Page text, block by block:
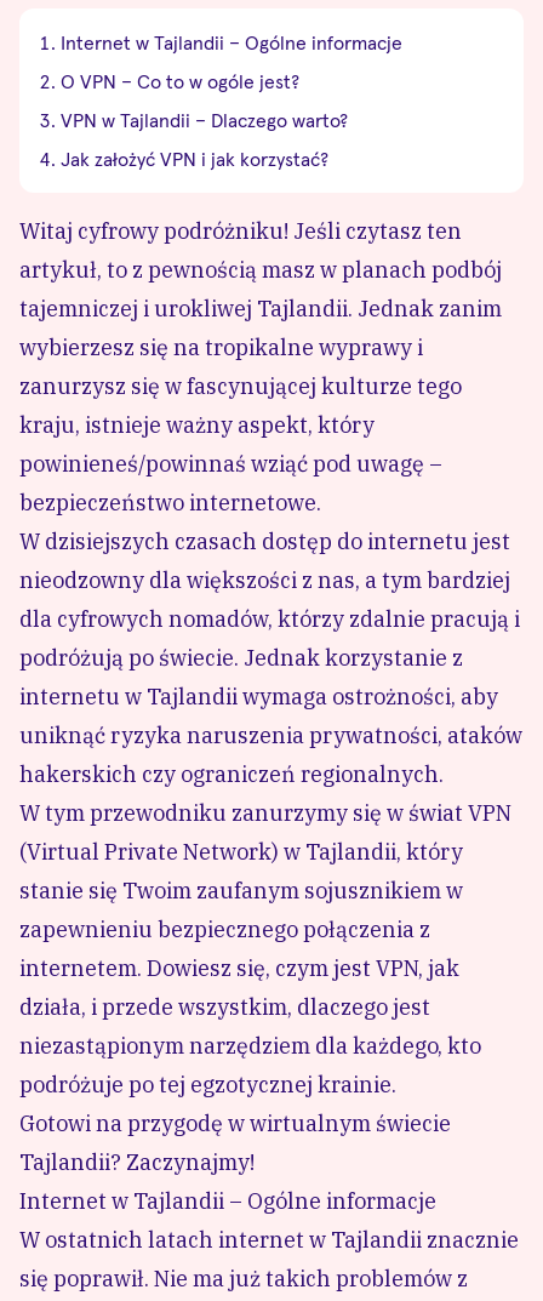
Internet w Tajlandii – Ogólne informacje
O VPN – Co to w ogóle jest?
VPN w Tajlandii – Dlaczego warto?
Jak założyć VPN i jak korzystać?
Witaj cyfrowy podróżniku! Jeśli czytasz ten
artykuł, to z pewnością masz w planach podbój
tajemniczej i urokliwej Tajlandii. Jednak zanim
wybierzesz się na tropikalne wyprawy i
zanurzysz się w fascynującej kulturze tego
kraju, istnieje ważny aspekt, który
powinieneś/powinnaś wziąć pod uwagę –
bezpieczeństwo internetowe.
W dzisiejszych czasach dostęp do internetu jest
nieodzowny dla większości z nas, a tym bardziej
dla cyfrowych nomadów, którzy zdalnie pracują i
podróżują po świecie. Jednak korzystanie z
internetu w Tajlandii wymaga ostrożności, aby
uniknąć ryzyka naruszenia prywatności, ataków
hakerskich czy ograniczeń regionalnych.
W tym przewodniku zanurzymy się w świat VPN
(Virtual Private Network) w Tajlandii, który
stanie się Twoim zaufanym sojusznikiem w
zapewnieniu bezpiecznego połączenia z
internetem. Dowiesz się, czym jest VPN, jak
działa, i przede wszystkim, dlaczego jest
niezastąpionym narzędziem dla każdego, kto
podróżuje po tej egzotycznej krainie.
Gotowi na przygodę w wirtualnym świecie
Tajlandii? Zaczynajmy!
Internet w Tajlandii – Ogólne informacje
W ostatnich latach internet w Tajlandii znacznie
się poprawił. Nie ma już takich problemów z